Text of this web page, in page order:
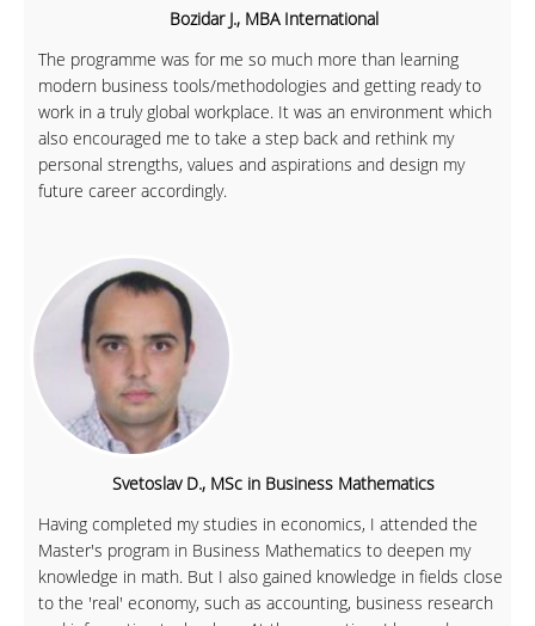
Bozidar J., MBA International
The programme was for me so much more than learning
modern business tools/methodologies and getting ready to
work in a truly global workplace. It was an environment which
also encouraged me to take a step back and rethink my
personal strengths, values and aspirations and design my
future career accordingly.
Svetoslav D., MSc in Business Mathematics
Having completed my studies in economics, I attended the
Master's program in Business Mathematics to deepen my
knowledge in math. But I also gained knowledge in fields close
to the 'real' economy, such as accounting, business research